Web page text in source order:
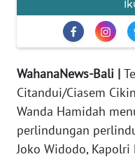
WahanaNews-Bali |
Citandui/Ciasem
Wanda Hamidah
perlindungan
Joko Widodo,
TENTANG
PEDOMAN
MEDIA
SIBER
REDAKSI